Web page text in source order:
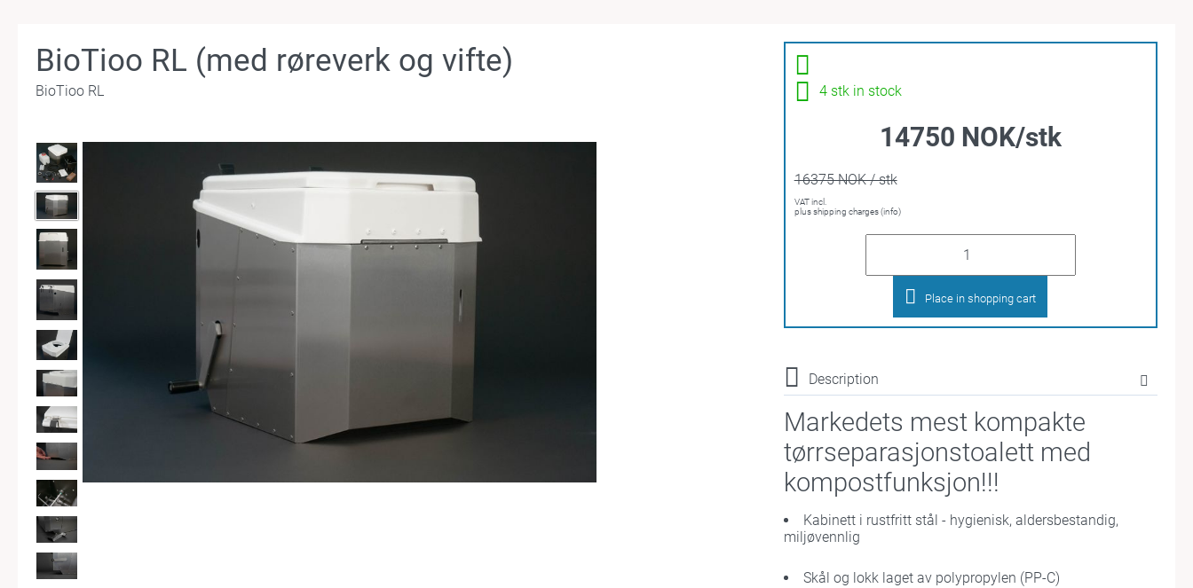
BioTioo RL (med røreverk og vifte)
BioTioo RL 4 stk in stock
14750 NOK/stk
16375 NOK / stk
VAT incl.
plus shipping charges (info)
Place in shopping cart
Description
Markedets mest kompakte
tørrseparasjonstoalett med
kompostfunksjon!!!
Kabinett i rustfritt stål - hygienisk, aldersbestandig,
miljøvennlig
Skål og lokk laget av polypropylen (PP-C)